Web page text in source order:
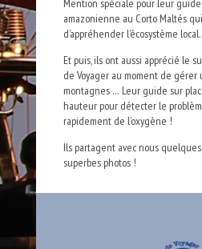
Mention spéciale pour leur
amazonienne au Corto Maltés
d’appréhender l’écosystème local.
Et puis, ils ont aussi apprécié le
de Voyager au moment de gérer
montagnes … Leur guide sur
hauteur pour détecter le
rapidement de l’oxygène !
Ils partagent avec nous
superbes photos !